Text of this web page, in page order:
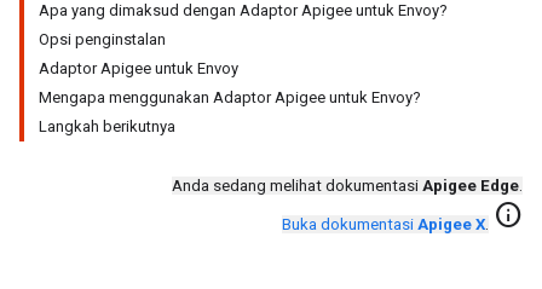
Apa yang dimaksud dengan Adaptor Apigee untuk Envoy?
Opsi penginstalan
Adaptor Apigee untuk Envoy
Mengapa menggunakan Adaptor Apigee untuk Envoy?
Langkah berikutnya
Anda sedang melihat dokumentasi Apigee Edge.
Buka dokumentasi Apigee X. info